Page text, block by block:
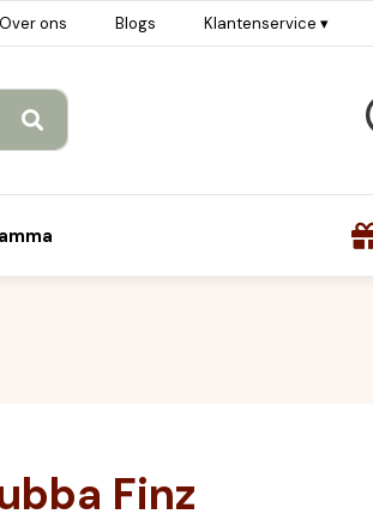
Over ons Blogs Klantenservice ▾
Finz